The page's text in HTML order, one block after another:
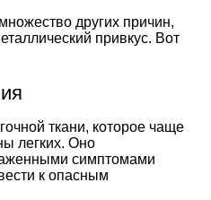
других причин,
привкус. Вот
ткани, которое чаще
легких. Оно
симптомами
к опасным